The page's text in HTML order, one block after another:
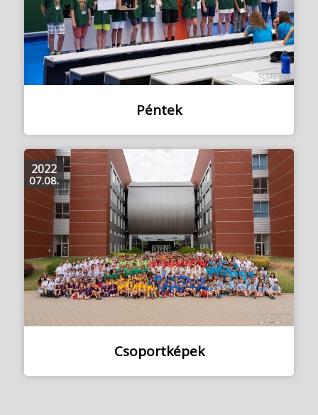
Péntek
Csoportképek
2022
07.08.